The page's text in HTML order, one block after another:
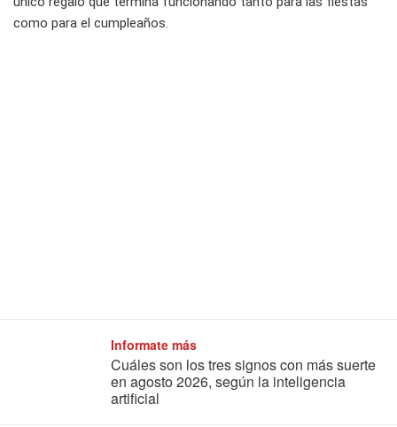
como para el cumpleaños.
Informate más
Cuáles son los tres signos con más suerte
en agosto 2026, según la inteligencia
artificial